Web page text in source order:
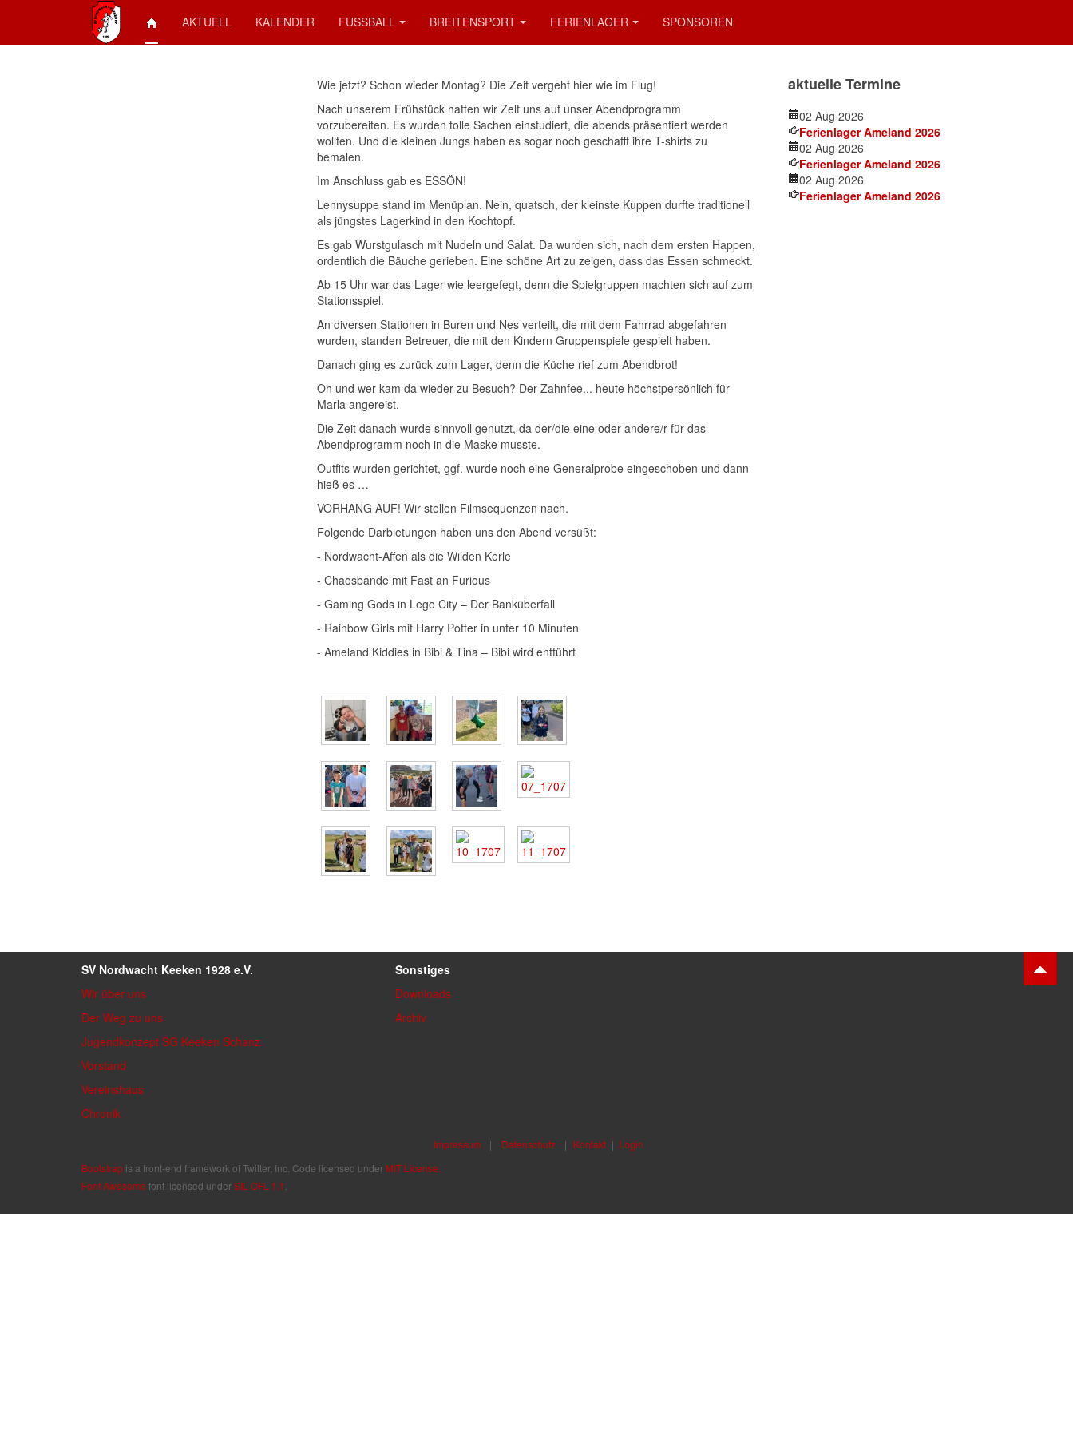
AKTUELL KALENDER FUSSBALL BREITENSPORT FERIENLAGER SPONSOREN
Wie jetzt? Schon wieder Montag? Die Zeit vergeht hier wie im Flug!
Nach unserem Frühstück hatten wir Zelt uns auf unser Abendprogramm
vorzubereiten. Es wurden tolle Sachen einstudiert, die abends präsentiert werden
wollten. Und die kleinen Jungs haben es sogar noch geschafft ihre T-shirts zu
bemalen.
Im Anschluss gab es ESSÖN!
Lennysuppe stand im Menüplan. Nein, quatsch, der kleinste Kuppen durfte traditionell
als jüngstes Lagerkind in den Kochtopf.
Es gab Wurstgulasch mit Nudeln und Salat. Da wurden sich, nach dem ersten Happen,
ordentlich die Bäuche gerieben. Eine schöne Art zu zeigen, dass das Essen schmeckt.
Ab 15 Uhr war das Lager wie leergefegt, denn die Spielgruppen machten sich auf zum
Stationsspiel.
An diversen Stationen in Buren und Nes verteilt, die mit dem Fahrrad abgefahren
wurden, standen Betreuer, die mit den Kindern Gruppenspiele gespielt haben.
Danach ging es zurück zum Lager, denn die Küche rief zum Abendbrot!
Oh und wer kam da wieder zu Besuch? Der Zahnfee... heute höchstpersönlich für
Marla angereist.
Die Zeit danach wurde sinnvoll genutzt, da der/die eine oder andere/r für das
Abendprogramm noch in die Maske musste.
Outfits wurden gerichtet, ggf. wurde noch eine Generalprobe eingeschoben und dann
hieß es …
VORHANG AUF! Wir stellen Filmsequenzen nach.
Folgende Darbietungen haben uns den Abend versüßt:
- Nordwacht-Affen als die Wilden Kerle
- Chaosbande mit Fast an Furious
- Gaming Gods in Lego City – Der Banküberfall
- Rainbow Girls mit Harry Potter in unter 10 Minuten
- Ameland Kiddies in Bibi & Tina – Bibi wird entführt
aktuelle Termine
02 Aug 2026
Ferienlager Ameland 2026
02 Aug 2026
Ferienlager Ameland 2026
02 Aug 2026
Ferienlager Ameland 2026
SV Nordwacht Keeken 1928 e.V.
Wir über uns
Der Weg zu uns
Jugendkonzept SG Keeken Schanz
Vorstand
Vereinshaus
Chronik
Sonstiges
Downloads
Archiv
Impressum | Datenschutz | Kontakt | Login
Bootstrap is a front-end framework of Twitter, Inc. Code licensed under MIT License.
Font Awesome font licensed underSIL OFL 1.1